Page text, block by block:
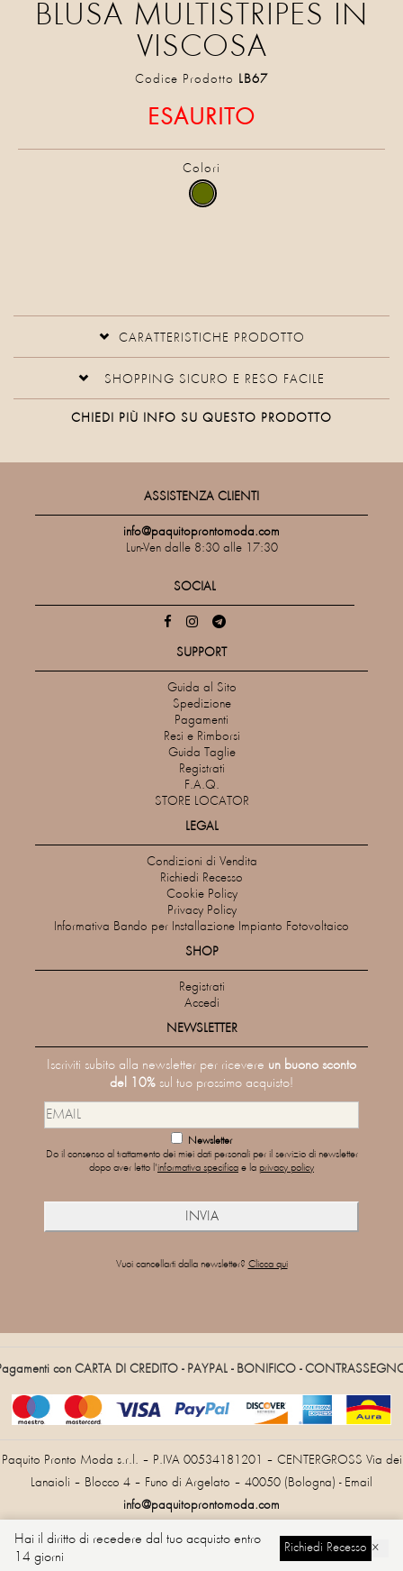
BLUSA MULTISTRIPES IN
VISCOSA
Codice Prodotto LB67
ESAURITO
Colori
CARATTERISTICHE PRODOTTO
SHOPPING SICURO E RESO FACILE
CHIEDI PIÙ INFO SU QUESTO PRODOTTO
ASSISTENZA CLIENTI
info@paquitoprontomoda.com
Lun-Ven dalle 8:30 alle 17:30
SOCIAL
SUPPORT
Guida al Sito
Spedizione
Pagamenti
Resi e Rimborsi
Guida Taglie
Registrati
F.A.Q.
STORE LOCATOR
LEGAL
Condizioni di Vendita
Richiedi Recesso
Cookie Policy
Privacy Policy
Informativa Bando per Installazione Impianto Fotovoltaico
SHOP
Registrati
Accedi
NEWSLETTER
Iscriviti subito alla newsletter per ricevere un buono sconto
del 10% sul tuo prossimo acquisto!
Newsletter
Do il consenso al trattamento dei miei dati personali per il servizio di newsletter
dopo aver letto l'informativa specifica e la privacy policy
Vuoi cancellarti dalla newsletter? Clicca qui
con CARTA DI CREDITO - PAYPAL - BONIFICO -
Paquito Pronto Moda s.r.l. – P.IVA 00534181201 – CENTERGROSS Via dei
Lanaioli – Blocco 4 – Funo di Argelato – 40050 (Bologna) - Email
info@paquitoprontomoda.com
Hai il diritto di recedere dal tuo acquisto entro
14 giorni
Richiedi Recesso ×